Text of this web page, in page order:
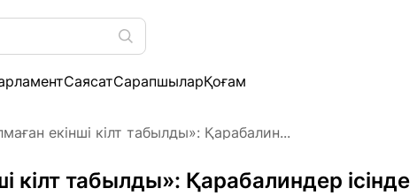
СаясатСарапшыларҚоғам
екінші кілт табылды»: Қарабалин...
кілт табылды»: Қарабалиндер ісінде